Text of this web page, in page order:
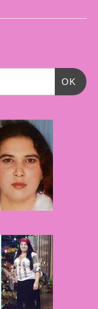
OK